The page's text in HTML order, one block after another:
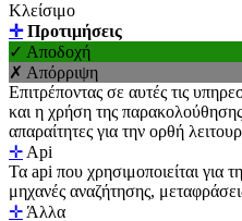
Κλείσιμο
✛Προτιμήσεις
✓ Αποδοχή
✗ Απόρριψη
Επιτρέποντας σε αυτές τις
και η χρήση της παρακολούθησης
απαραίτητες για την ορθή
✛ Api
Τα api που χρησιμοποιείται
μηχανές αναζήτησης,
✛ Άλλα